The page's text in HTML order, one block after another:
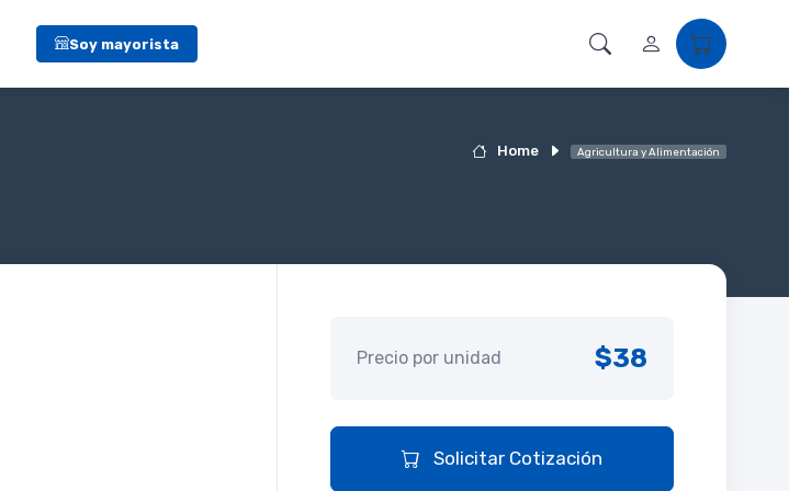
Soy mayorista
Home Agricultura y Alimentación
Precio por unidad $38
Solicitar Cotización